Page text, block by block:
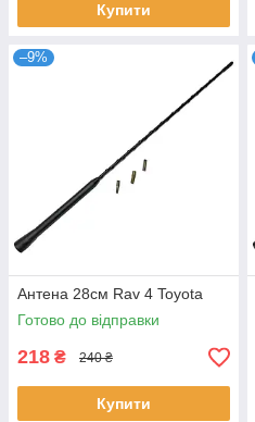
Купити
–9%
Антена 28см Rav 4 Toyota
Готово до відправки
218 ₴ 240 ₴
Купити